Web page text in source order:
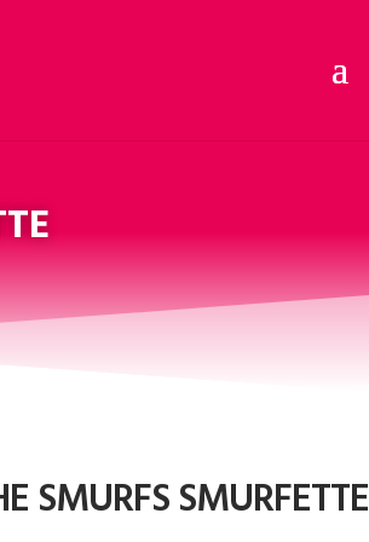
SMURFS SMURFETTE